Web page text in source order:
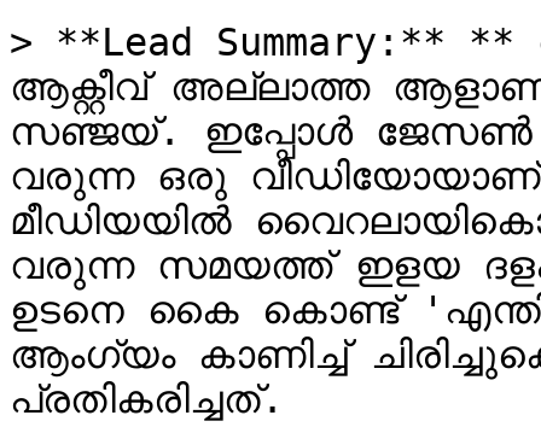
> **Lead Summary:**
ആക്റ്റീവ് അല്ലാത്ത
സഞ്ജയ്. ഇപ്പോൾ ജേസൺ
വരുന്ന ഒരു
മീഡിയയിൽ
വരുന്ന സമയത്ത് ഇളയ
ഉടനെ കൈ കൊണ്ട്
ആംഗ്യം കാണിച്ച്
പ്രതികരിച്ചത്.